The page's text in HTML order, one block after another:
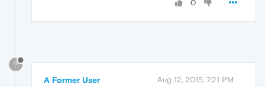
0
?
A Former User Aug 12, 2015, 7:21 PM